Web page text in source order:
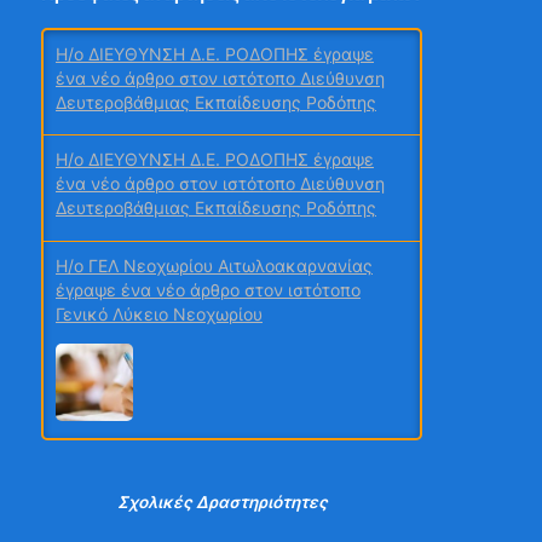
2ο τεύχος
Μαθητικά Συνέδρια
ΙΟΥΝΙΟΣ
H/o ΔΙΕΥΘΥΝΣΗ Δ.Ε. ΡΟΔΟΠΗΣ έγραψε
ένα νέο άρθρο στον ιστότοπο Διεύθυνση
Δευτεροβάθμιας Εκπαίδευσης Ροδόπης
H/o ΔΙΕΥΘΥΝΣΗ Δ.Ε. ΡΟΔΟΠΗΣ έγραψε
ένα νέο άρθρο στον ιστότοπο Διεύθυνση
Δευτεροβάθμιας Εκπαίδευσης Ροδόπης
H/o ΓΕΛ Νεοχωρίου Αιτωλοακαρνανίας
έγραψε ένα νέο άρθρο στον ιστότοπο
Γενικό Λύκειο Νεοχωρίου
άρθρο στον ιστότοπο Γυμνάσιο Νέας
Σχολικές Δραστηριότητες